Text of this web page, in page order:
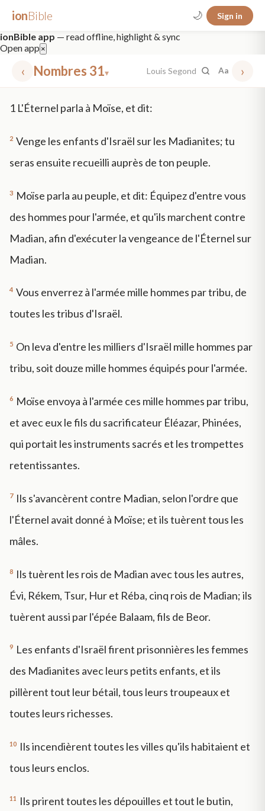
ionBible 🌙 Sign in
ionBible app — read offline, highlight & sync
Open app ×
‹ Nombres 31▾ Louis Segond Aa ›
1 L'Éternel parla à Moïse, et dit:
2 Venge les enfants d'Israël sur les Madianites; tu
seras ensuite recueilli auprès de ton peuple.
3 Moïse parla au peuple, et dit: Équipez d'entre vous
des hommes pour l'armée, et qu'ils marchent contre
Madian, afin d'exécuter la vengeance de l'Éternel sur
Madian.
4 Vous enverrez à l'armée mille hommes par tribu, de
toutes les tribus d'Israël.
5 On leva d'entre les milliers d'Israël mille hommes par
tribu, soit douze mille hommes équipés pour l'armée.
6 Moïse envoya à l'armée ces mille hommes par tribu,
et avec eux le fils du sacrificateur Éléazar, Phinées,
qui portait les instruments sacrés et les trompettes
retentissantes.
7 Ils s'avancèrent contre Madian, selon l'ordre que
l'Éternel avait donné à Moïse; et ils tuèrent tous les
mâles.
8 Ils tuèrent les rois de Madian avec tous les autres,
Évi, Rékem, Tsur, Hur et Réba, cinq rois de Madian; ils
tuèrent aussi par l'épée Balaam, fils de Beor.
9 Les enfants d'Israël firent prisonnières les femmes
des Madianites avec leurs petits enfants, et ils
pillèrent tout leur bétail, tous leurs troupeaux et
toutes leurs richesses.
10 Ils incendièrent toutes les villes qu'ils habitaient et
tous leurs enclos.
11
Ils prirent toutes les dépouilles et tout le butin,